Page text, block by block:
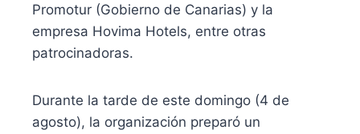
Promotur (Gobierno de Canarias) y la
empresa Hovima Hotels, entre otras
patrocinadoras.
Durante la tarde de este domingo (4 de
agosto), la organización preparó un